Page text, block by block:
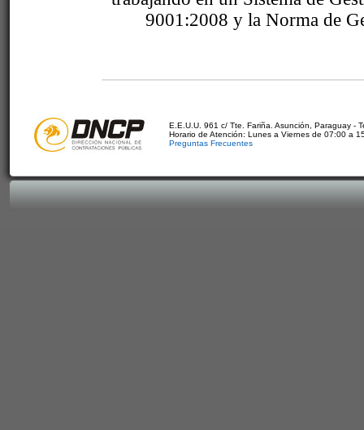
9001:2008 y la Norma de
E.E.U.U. 961 c/ Tte. Fariña. Asunción, Paraguay -
Horario de Atención: Lunes a Viernes de 07:00 a
Preguntas Frecuentes